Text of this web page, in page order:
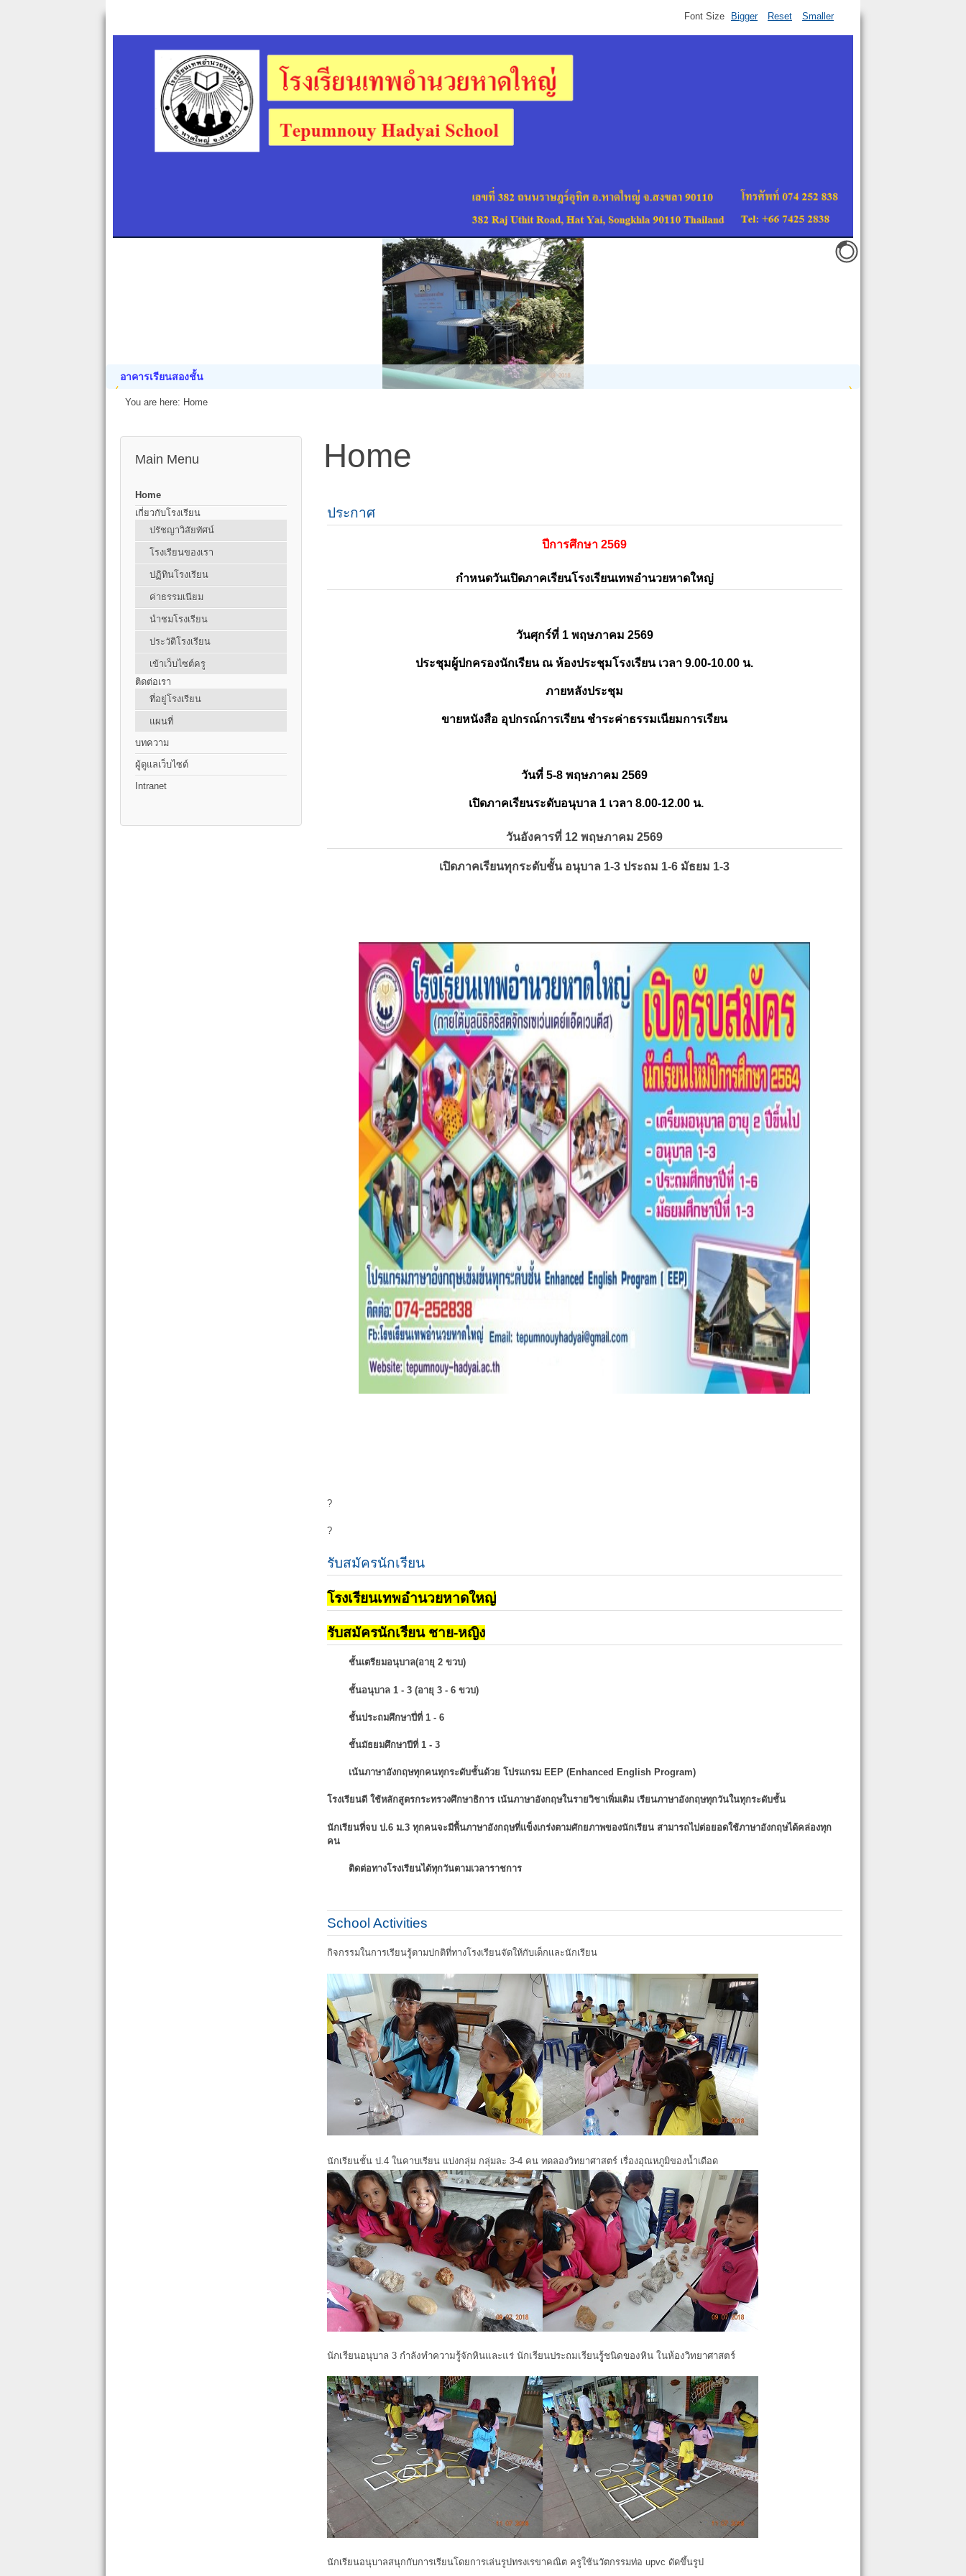
อาคารเรียนสองชั้น
Font Size Bigger Reset Smaller
You are here: Home
Main Menu
Home
เกี่ยวกับโรงเรียน
ปรัชญาวิสัยทัศน์
โรงเรียนของเรา
ปฏิทินโรงเรียน
ค่าธรรมเนียม
นำชมโรงเรียน
ประวัติโรงเรียน
เข้าเว็บไซต์ครู
ติดต่อเรา
ที่อยู่โรงเรียน
แผนที่
บทความ
ผู้ดูแลเว็บไซต์
Intranet
Home
ประกาศ
ปีการศึกษา 2569
กำหนดวันเปิดภาคเรียนโรงเรียนเทพอำนวยหาดใหญ่
วันศุกร์ที่ 1 พฤษภาคม 2569
ประชุมผู้ปกครองนักเรียน ณ ห้องประชุมโรงเรียน เวลา 9.00-10.00 น.
ภายหลังประชุม
ขายหนังสือ อุปกรณ์การเรียน ชำระค่าธรรมเนียมการเรียน
วันที่ 5-8 พฤษภาคม 2569
เปิดภาคเรียนระดับอนุบาล 1 เวลา 8.00-12.00 น.
วันอังคารที่ 12 พฤษภาคม 2569
เปิดภาคเรียนทุกระดับชั้น อนุบาล 1-3 ประถม 1-6 มัธยม 1-3
?
?
รับสมัครนักเรียน
โรงเรียนเทพอำนวยหาดใหญ่
รับสมัครนักเรียน ชาย-หญิง
ชั้นเตรียมอนุบาล(อายุ 2 ขวบ)
ชั้นอนุบาล 1 - 3 (อายุ 3 - 6 ขวบ)
ชั้นประถมศึกษาปี่ที่ 1 - 6
ชั้นมัธยมศึกษาปีที่ 1 - 3
เน้นภาษาอังกฤษทุกคนทุกระดับชั้นด้วย โปรแกรม EEP (Enhanced English Program)
โรงเรียนดี ใช้หลักสูตรกระทรวงศึกษาธิการ เน้นภาษาอังกฤษในรายวิชาเพิ่มเติม เรียนภาษาอังกฤษทุกวันในทุกระดับชั้น
นักเรียนที่จบ ป.6 ม.3 ทุกคนจะมีพื้นภาษาอังกฤษที่แข็งเกร่งตามศักยภาพของนักเรียน สามารถไปต่อยอดใช้ภาษาอังกฤษได้คล่องทุก
คน
ติดต่อทางโรงเรียนได้ทุกวันตามเวลาราชการ
School Activities
กิจกรรมในการเรียนรู้ตามปกติที่ทางโรงเรียนจัดให้กับเด็กและนักเรียน
นักเรียนชั้น ป.4 ในคาบเรียน แบ่งกลุ่ม กลุ่มละ 3-4 คน ทดลองวิทยาศาสตร์ เรื่องอุณหภูมิของน้ำเดือด
นักเรียนอนุบาล 3 กำลังทำความรู้จักหินและแร่ นักเรียนประถมเรียนรูู้ชนิดของหิน ในห้องวิทยาศาสตร์
นักเรียนอนุบาลสนุกกับการเรียนโดยการเล่นรูปทรงเรขาคณิต ครูใช้นวัตกรรมท่อ upvc ดัดขึ้นรูป